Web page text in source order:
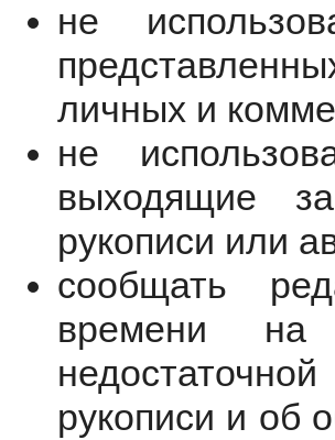
не
личных и
не
выходящие
рукописи или
сообщать
времени
рукописи и об